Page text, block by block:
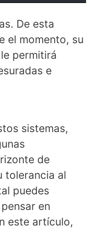
De esta
el momento, su
permitirá
e
sistemas,
de
tolerancia al
puedes
en
este artículo,